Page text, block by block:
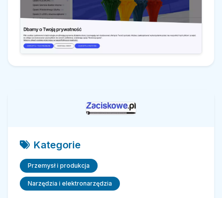
Kategorie
Przemysł i produkcja
Narzędzia i elektronarzędzia